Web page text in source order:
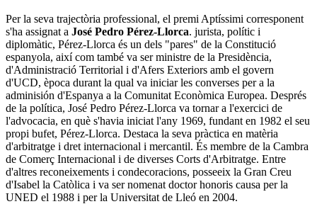
Per la seva trajectòria professional, el premi Aptíssimi corresponent
s'ha assignat a José Pedro Pérez-Llorca. jurista, polític i
diplomàtic, Pérez-Llorca és un dels "pares" de la Constitució
espanyola, així com també va ser ministre de la Presidència,
d'Administració Territorial i d'Afers Exteriors amb el govern
d'UCD, època durant la qual va iniciar les converses per a la
adminisión d'Espanya a la Comunitat Econòmica Europea. Després
de la política, José Pedro Pérez-Llorca va tornar a l'exercici de
l'advocacia, en què s'havia iniciat l'any 1969, fundant en 1982 el seu
propi bufet, Pérez-Llorca. Destaca la seva pràctica en matèria
d'arbitratge i dret internacional i mercantil. És membre de la Cambra
de Comerç Internacional i de diverses Corts d'Arbitratge. Entre
d'altres reconeixements i condecoracions, posseeix la Gran Creu
d'Isabel la Catòlica i va ser nomenat doctor honoris causa per la
UNED el 1988 i per la Universitat de Lleó en 2004.